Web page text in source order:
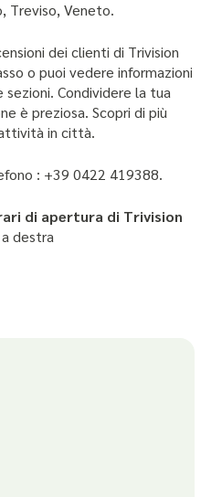
Treviso, Veneto.
dei clienti di Trivision
o puoi vedere informazioni
Condividere la tua
è preziosa. Scopri di più
in città.
: +39 0422 419388.
di apertura di Trivision
destra